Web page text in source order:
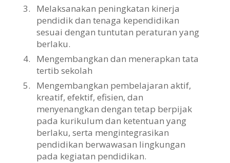
3.
Melaksanakan peningkatan kinerja
pendidik dan tenaga kependidikan
sesuai dengan tuntutan peraturan yang
berlaku.
4.
Mengembangkan dan menerapkan tata
tertib sekolah
5.
Mengembangkan pembelajaran aktif,
kreatif, efektif, efisien, dan
menyenangkan dengan tetap berpijak
pada kurikulum dan ketentuan yang
berlaku, serta mengintegrasikan
pendidikan berwawasan lingkungan
pada kegiatan pendidikan.